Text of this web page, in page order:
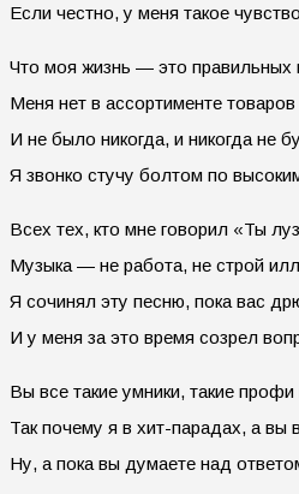
Если честно, у меня такое
Что моя жизнь — это правильных
Меня нет в ассортименте
И не было никогда, и никогда не
Я звонко стучу болтом по
Всех тех, кто мне говорил «Ты
Музыка — не работа, не строй
Я сочинял эту песню, пока вас
И у меня за это время созрел
Вы все такие умники, такие профи
Так почему я в хит-парадах, а вы
Ну, а пока вы думаете над